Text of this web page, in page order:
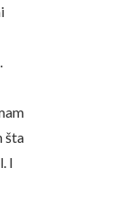
šta
I